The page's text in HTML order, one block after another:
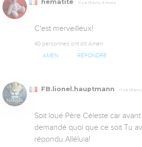
hematite Il y a 13 ans, 5 mois
C'est merveilleux!
40 personnes ont dit Amen
AMEN RÉPONDRE
FB.lionel.hauptmann Il y a 13
Soit loué Père Céleste car
demandé quoi que ce soit Tu
répondu.Alléluia!